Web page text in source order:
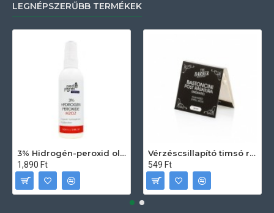
LEGNÉPSZERŰBB TERMÉKEK
3% Hidrogén-peroxid oldat (sebfertőtlenítő) 100ml
1,890 Ft
Vérzéscsillapító timsó rúd 20db
549 Ft